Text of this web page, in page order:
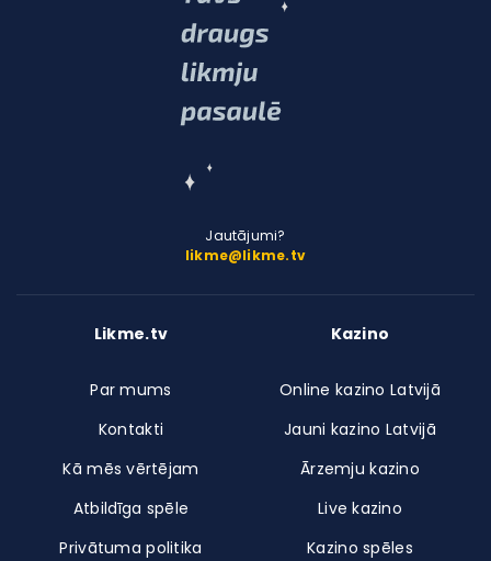
Jautājumi?
likme@likme.tv
Likme.tv
Par mums
Kontakti
Kā mēs vērtējam
Atbildīga spēle
Privātuma politika
Kazino
Online kazino Latvijā
Jauni kazino Latvijā
Ārzemju kazino
Live kazino
Kazino spēles